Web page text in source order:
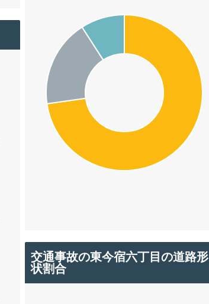
交通事故の東今宿六丁目の道路形
状割合